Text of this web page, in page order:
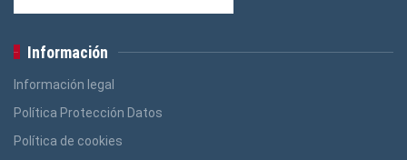
Información
Información legal
Política Protección Datos
Política de cookies